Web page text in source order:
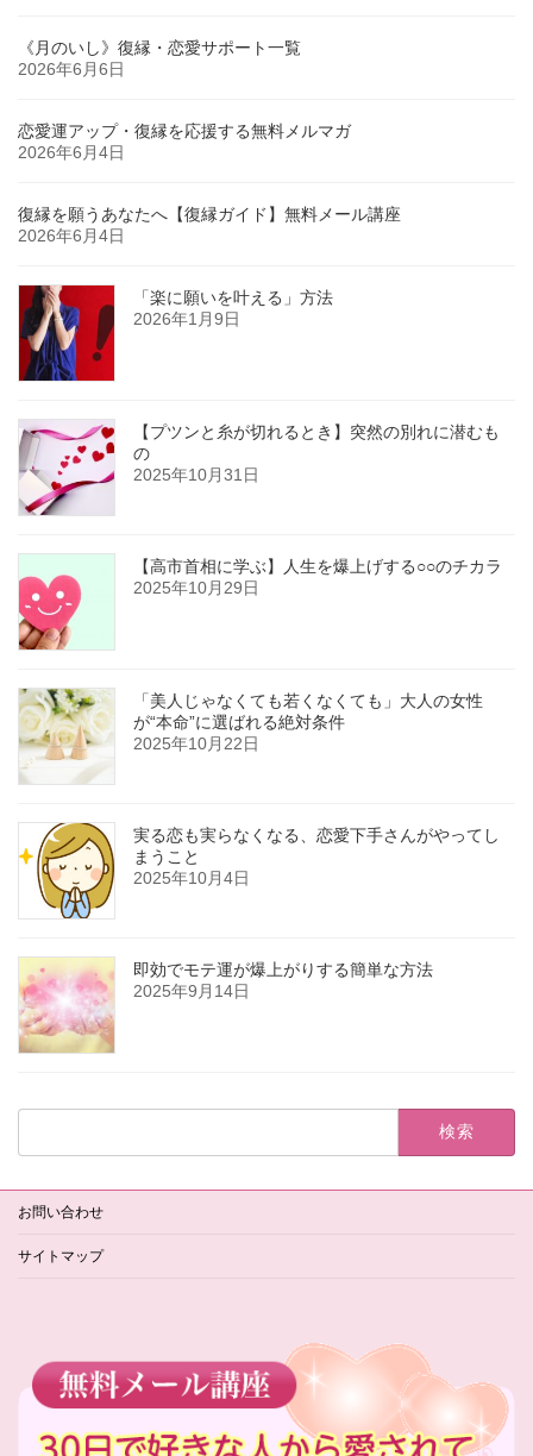
《月のいし》復縁・恋愛サポート一覧
2026年6月6日
恋愛運アップ・復縁を応援する無料メルマガ
2026年6月4日
復縁を願うあなたへ【復縁ガイド】無料メール講座
2026年6月4日
「楽に願いを叶える」方法
2026年1月9日
【プツンと糸が切れるとき】突然の別れに潜むも
の
2025年10月31日
【高市首相に学ぶ】人生を爆上げする○○のチカラ
2025年10月29日
「美人じゃなくても若くなくても」大人の女性
が“本命”に選ばれる絶対条件
2025年10月22日
実る恋も実らなくなる、恋愛下手さんがやってし
まうこと
2025年10月4日
即効でモテ運が爆上がりする簡単な方法
2025年9月14日
検
お問い合わせ
サイトマップ